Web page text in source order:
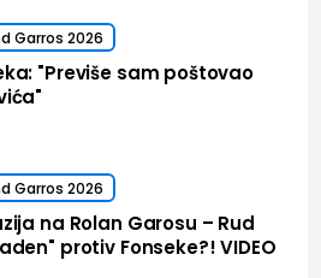
Garros 2026
"Previše sam poštovao
Garros 2026
na Rolan Garosu – Rud
protiv Fonseke?! VIDEO